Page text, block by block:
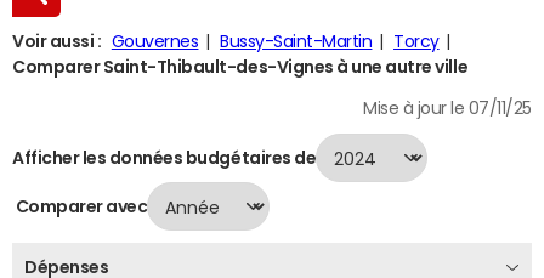
Voir aussi : Gouvernes Bussy-Saint-Martin
Torcy
Comparer Saint-Thibault-des-Vignes à une autre ville
Mise à jour le 07/11/25
Afficher les données budgétaires de
Comparer avec
Dépenses